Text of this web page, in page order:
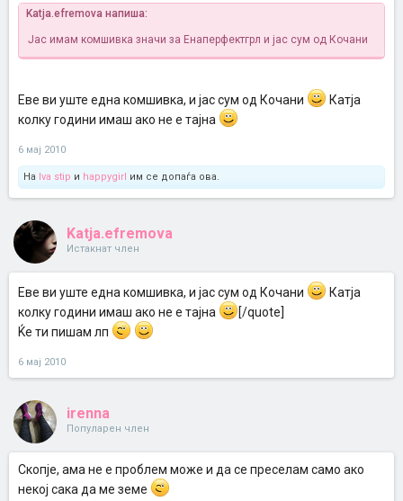
Katja.efremova напиша:
Јас имам комшивка значи за Енаперфектгрл и јас сум од Кочани
Еве ви уште една комшивка, и јас сум од Кочани
Катја
колку години имаш ако не е тајна
6 мај 2010
На Iva stip и happygirl им се допаѓа ова.
Katja.efremova
Истакнат член
Еве ви уште една комшивка, и јас сум од Кочани
Катја
колку години имаш ако не е тајна
[/quote]
Ќе ти пишам лп
6 мај 2010
irenna
Популарен член
Скопје, ама не е проблем може и да се преселам само ако
некој сака да ме земе